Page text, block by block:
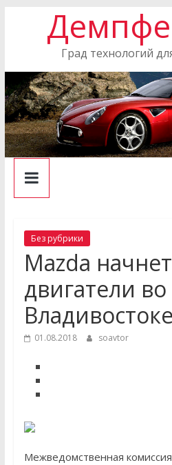
Град технологий
Без рубрики
Mazda
двигатели во
Владивостоке
01.08.2018 soavtor
Межведомственная